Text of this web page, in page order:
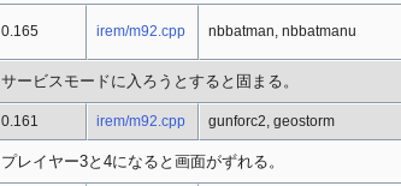
0.165 irem/m92.cpp nbbatman, nbbatmanu
サービスモードに入ろうとすると固まる。
0.161 irem/m92.cpp gunforc2, geostorm
プレイヤー3と4になると画面がずれる。